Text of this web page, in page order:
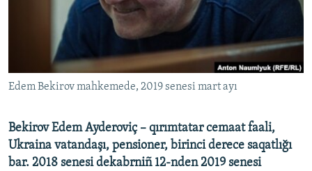
Українською
QOŞULIÑIZ!
RFE/RS bütün saytları
Edem Bekirov mahkemede, 2019 senesi mart ayı
Bekirov Edem Ayderoviç – qırımtatar cemaat faali,
Ukraina vatandaşı, pensioner, birinci derece saqatlığı
bar. 2018 senesi dekabrniñ 12-nden 2019 senesi